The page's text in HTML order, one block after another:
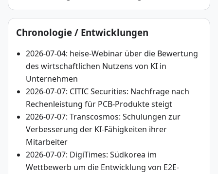
Chronologie / Entwicklungen
2026-07-04: heise-Webinar über die Bewertung
des wirtschaftlichen Nutzens von KI in
Unternehmen
2026-07-07: CITIC Securities: Nachfrage nach
Rechenleistung für PCB-Produkte steigt
2026-07-07: Transcosmos: Schulungen zur
Verbesserung der KI-Fähigkeiten ihrer
Mitarbeiter
2026-07-07: DigiTimes: Südkorea im
Wettbewerb um die Entwicklung von E2E-